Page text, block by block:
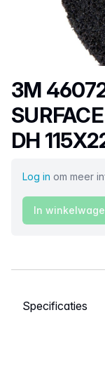
3M
DH
Log in om meer
In
Selecteer een